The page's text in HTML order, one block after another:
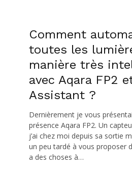
Comment
toutes les
manière très
avec Aqara FP2
Assistant ?
Dernièrement je vous
présence Aqara FP2. Un
j’ai chez moi depuis sa sortie
un peu tardé à vous proposer
a des choses à…